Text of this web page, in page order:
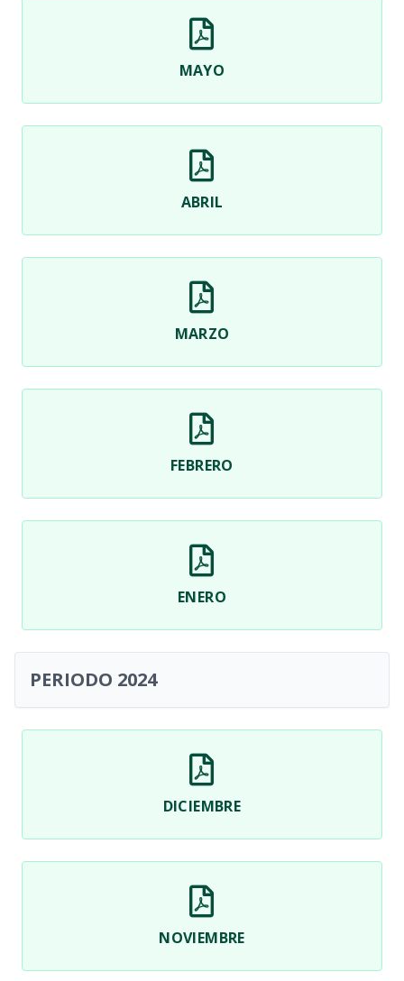
MAYO
ABRIL
MARZO
FEBRERO
ENERO
PERIODO 2024
DICIEMBRE
NOVIEMBRE